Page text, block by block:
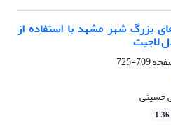
بزرگ شهر مشهد با استفاده از
لاجیت
709-725
حسینی